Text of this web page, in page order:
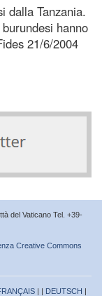
dalla Tanzania.
hanno
21/6/2004
del Vaticano Tel. +39-
Creative Commons
| | DEUTSCH |